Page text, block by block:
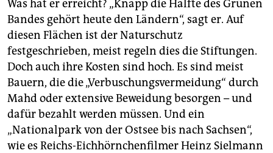
Was hat er erreicht? „Knapp die Hälfte des Grünen
Bandes gehört heute den Ländern“, sagt er. Auf
diesen Flächen ist der Naturschutz
festgeschrieben, meist regeln dies die Stiftungen.
Doch auch ihre Kosten sind hoch. Es sind meist
Bauern, die die „Verbuschungsvermeidung“ durch
Mahd oder extensive Beweidung besorgen – und
dafür bezahlt werden müssen. Und ein
„Nationalpark von der Ostsee bis nach Sachsen“,
wie es Reichs-Eichhörnchenfilmer Heinz Sielmann